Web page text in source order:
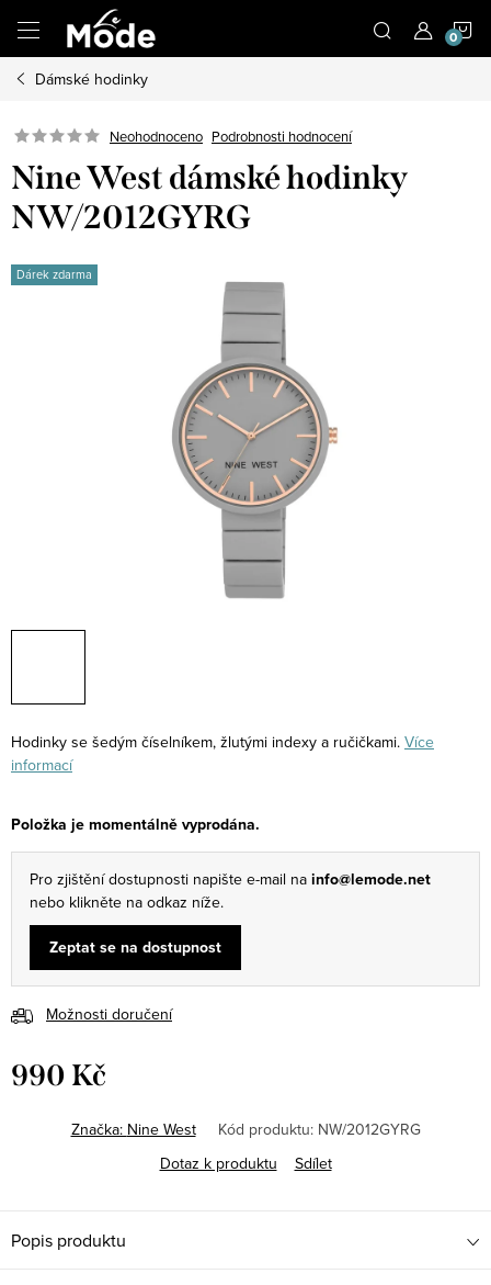
obsah
Dámské hodinky
Neohodnoceno Podrobnosti hodnocení
Nine West dámské hodinky
NW/2012GYRG
Dárek zdarma
Hodinky se šedým číselníkem, žlutými indexy a ručičkami. Více
informací
Položka je momentálně vyprodána.
Pro zjištění dostupnosti napište e-mail na info@lemode.net
nebo klikněte na odkaz níže.
Zeptat se na dostupnost
Možnosti doručení
990 Kč
Značka: Nine West Kód produktu: NW/2012GYRG
Dotaz k produktu
Sdílet
Popis produktu